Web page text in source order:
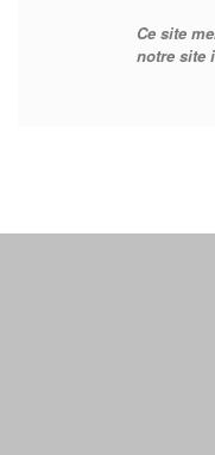
Ce site
notre site